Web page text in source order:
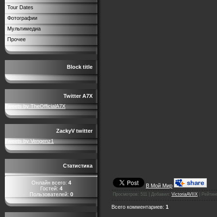
Tour Dates
Фотографии
Мультимедиа
Прочее
Block title
Twitter A7X
Tweets by TheOfficialA7X
ZackyV twitter
Tweets by Vengenz1
Статистика
Онлайн всего: 4
Гостей: 4
Пользователей: 0
В Мой Мир
Просмотров : 511 Добавил: VictoriaAVIIX Рейтинг
Всего комментариев: 1